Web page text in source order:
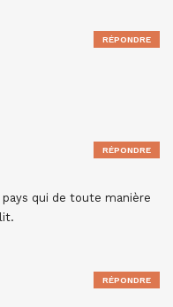
RÉPONDRE
qui de toute manière
RÉPONDRE
RÉPONDRE